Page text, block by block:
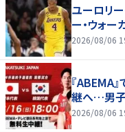
ユーロリ
ー・ウォ
2026/08/06
『ABEMA
継へ…男
2026/08/06